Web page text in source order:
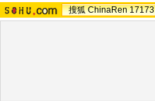
搜狐 ChinaRen 17173